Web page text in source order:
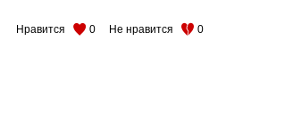
Нравится 0 Не нравится 0